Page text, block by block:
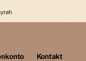
Kontakt